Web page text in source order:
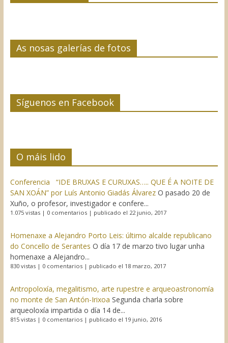
As nosas galerías de fotos
Síguenos en Facebook
O máis lido
Conferencia “IDE BRUXAS E CURUXAS….. QUE É A NOITE DE
SAN XOÁN” por Luís Antonio Giadás Álvarez O pasado 20 de
Xuño, o profesor, investigador e confere...
1.075 vistas| 0 comentarios| publicado el 22 junio, 2017
Homenaxe a Alejandro Porto Leis: último alcalde republicano
do Concello de Serantes O día 17 de marzo tivo lugar unha
homenaxe a Alejandro...
830 vistas| 0 comentarios| publicado el 18 marzo, 2017
Antropoloxía, megalitismo, arte rupestre e arqueoastronomía
no monte de San Antón-Irixoa Segunda charla sobre
arqueoloxía impartida o día 14 de...
815 vistas| 0 comentarios| publicado el 19 junio, 2016